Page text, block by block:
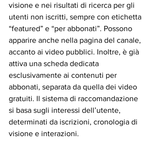
visione e nei risultati di ricerca per gli
utenti non iscritti, sempre con etichetta
“featured” e “per abbonati”. Possono
apparire anche nella pagina del canale,
accanto ai video pubblici. Inoltre, è già
attiva una scheda dedicata
esclusivamente ai contenuti per
abbonati, separata da quella dei video
gratuiti. Il sistema di raccomandazione
si basa sugli interessi dell’utente,
determinati da iscrizioni, cronologia di
visione e interazioni.